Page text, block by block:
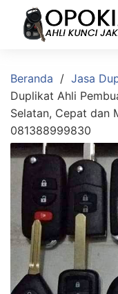
Beranda
Jasa
Duplikat Ahli
Selatan, Cepat dan
081388999830